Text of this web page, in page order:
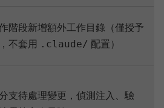
階段新增額外工作目錄（僅授予
不套用 .claude/ 配置）
支待處理變更，偵測注入、驗